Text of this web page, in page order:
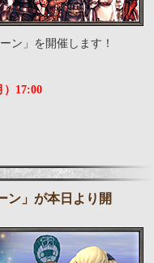
ン」を開催します！
）17:00
ン」が本日より開